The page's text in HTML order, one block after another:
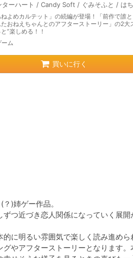
ねよめカルテット」の続編が登場！「前作で誰
おねえちゃんとのアフターストーリー」の2
”楽しめる！！
ーム
買いに行く
)姉ゲー作品。
つ近づき恋人関係になっていく展
に明るい雰囲気で楽しく読み進め
やアフターストーリーとなります